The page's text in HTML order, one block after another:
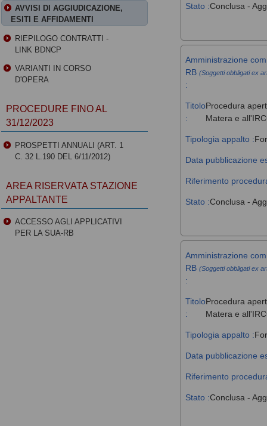
Stato :Conclusa -
Amministrazione
RB (Soggetti obbligati ex
:
Titolo
:
Procedura
Matera e
Tipologia appalto :
Data pubblicazione
Riferimento
Stato :Conclusa -
Amministrazione
RB (Soggetti obbligati ex
:
Titolo
:
Procedura
Matera e
Tipologia appalto :
Data pubblicazione
Riferimento
Stato :Conclusa -
AVVISI DI AGGIUDICAZIONE,
ESITI E AFFIDAMENTI
RIEPILOGO CONTRATTI -
LINK BDNCP
VARIANTI IN CORSO
D'OPERA
PROCEDURE FINO AL
31/12/2023
PROSPETTI ANNUALI (ART. 1
C. 32 L.190 DEL 6/11/2012)
AREA RISERVATA STAZIONE
APPALTANTE
ACCESSO AGLI APPLICATIVI
PER LA SUA-RB